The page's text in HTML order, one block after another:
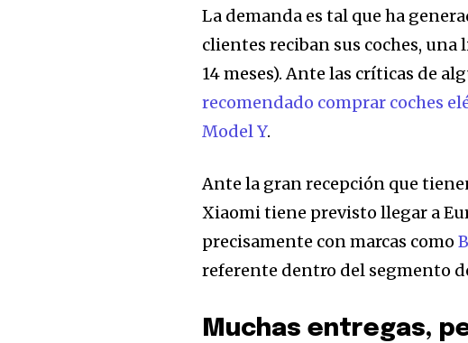
Seguidores
La demanda es tal que ha
clientes reciban sus coches, una
14 meses). Ante las críticas de
recomendado comprar coches
Model Y.
Ante la gran recepción que
Xiaomi tiene previsto llegar a
precisamente con marcas como
referente dentro del segmento
Muchas entregas,